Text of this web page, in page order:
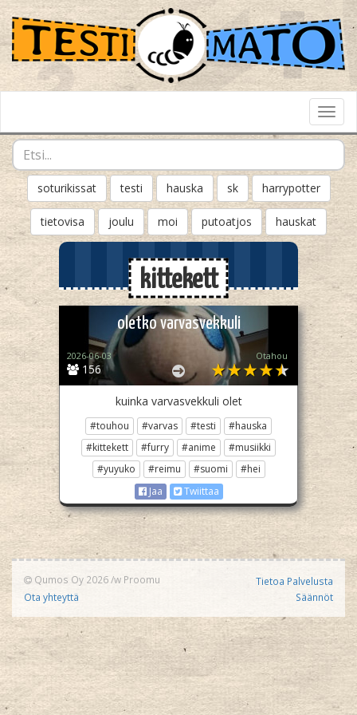
soturikissat testi hauska sk harrypotter
tietovisa joulu moi putoatjos hauskat
kittekett
oletko varvasvekkuli
156
2026-06-03 Otahou
kuinka varvasvekkuli olet
#touhou #varvas #testi
#hauska
#kittekett
#furry #anime
#musiikki
#yuyuko
#reimu #suomi
#hei
Jaa
Twiittaa
Qumos Oy 2026/w Proomu
Ota yhteyttä
Tietoa Palvelusta
Säännöt